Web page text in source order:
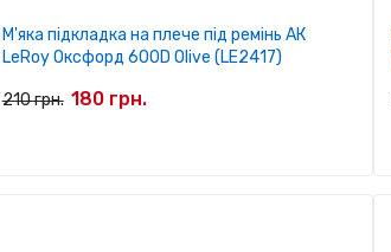
М'яка підкладка на плече під ремінь АК
LeRoy Оксфорд 600D Olive (LE2417)
210 грн. 180 грн.